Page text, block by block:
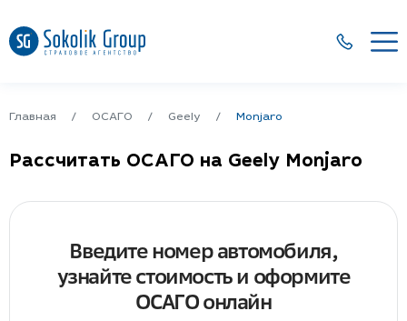
Главная ОСАГО Geely Monjaro
Рассчитать ОСАГО на Geely Monjaro